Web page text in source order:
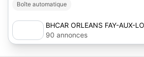
Boîte automatique
BHCAR ORLEANS FAY-AUX-
90 annonces